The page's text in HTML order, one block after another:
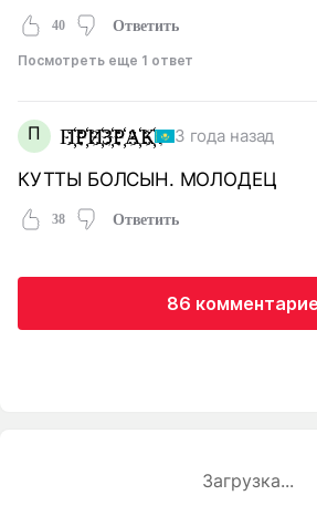
40 Ответить
Посмотреть еще 1 ответ
П П҉Р҉И҉З҉Р҉А҉К҉ 3 года назад
КУТТЫ БОЛСЫН. МОЛОДЕЦ
38 Ответить
86
Загрузка...